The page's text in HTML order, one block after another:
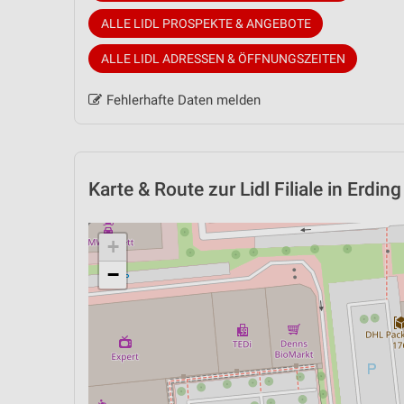
ALLE LIDL PROSPEKTE & ANGEBOTE
ALLE LIDL ADRESSEN & ÖFFNUNGSZEITEN
Fehlerhafte Daten melden
Karte & Route zur Lidl Filiale in Erding
+
−